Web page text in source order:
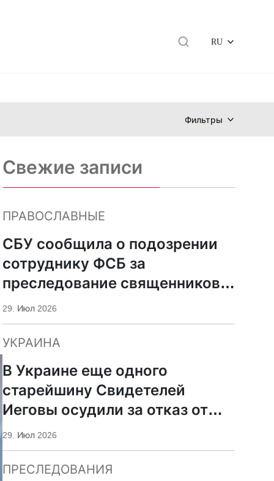
RU
Фильтры
Свежие записи
ПРАВОСЛАВНЫЕ
СБУ сообщила о подозрении
сотруднику ФСБ за
преследование священников
ПЦУ
29. Июл 2026
УКРАИНА
В Украине еще одного
старейшину Свидетелей
Иеговы осудили за отказ от
мобилизации
29. Июл 2026
ПРЕСЛЕДОВАНИЯ